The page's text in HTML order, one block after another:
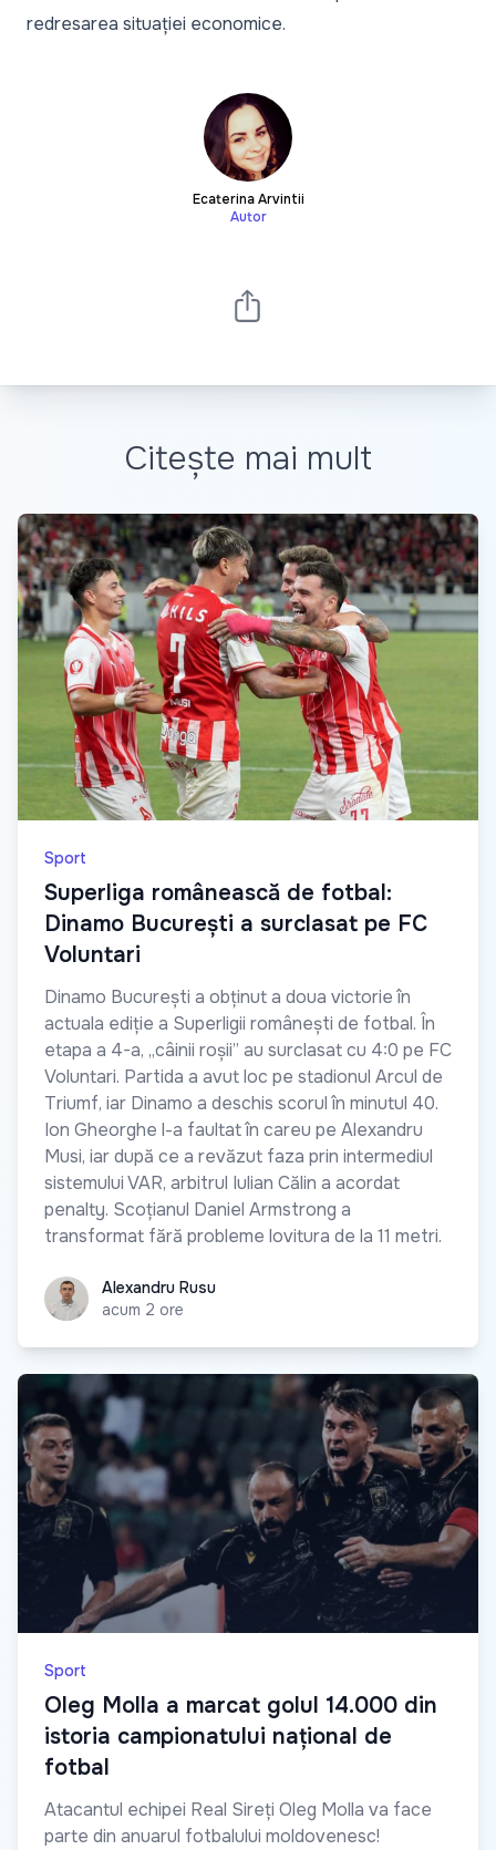
redresarea situației economice.
Ecaterina Arvintii
Autor
Citește mai mult
Sport
Superliga românească de fotbal:
Dinamo București a surclasat pe FC
Voluntari
Dinamo București a obținut a doua victorie în
actuala ediție a Superligii românești de fotbal. În
etapa a 4-a, „câinii roșii” au surclasat cu 4:0 pe FC
Voluntari. Partida a avut loc pe stadionul Arcul de
Triumf, iar Dinamo a deschis scorul în minutul 40.
Ion Gheorghe l-a faultat în careu pe Alexandru
Musi, iar după ce a revăzut faza prin intermediul
sistemului VAR, arbitrul Iulian Călin a acordat
penalty. Scoțianul Daniel Armstrong a
transformat fără probleme lovitura de la 11 metri.
Alexandru Rusu
Alexandru Rusu
acum 2 ore
Sport
Oleg Molla a marcat golul 14.000 din
istoria campionatului național de
fotbal
Atacantul echipei Real Sireți Oleg Molla va face
parte din anuarul fotbalului moldovenesc!